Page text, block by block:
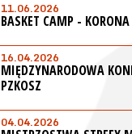
11.06.2026
BASKET CAMP -
16.04.2026
MIĘDZYNARODOWA
PZKOSZ
04.04.2026